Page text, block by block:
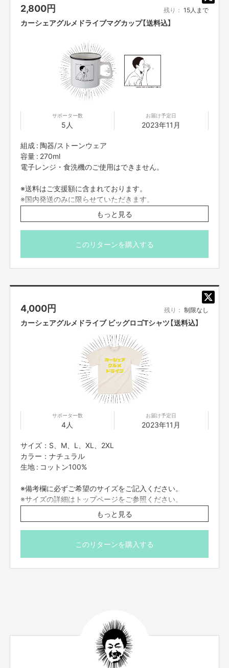
■プロジェクト実施前及び実施中に上記に反する事態が発生した場合、いつ
でもプロジェクトの実行を中止することができ、プランナーは一切の責任を
負担しません。
■リターンについて二次利用の目的や、有料イベント、PR目的での配信・
イベント・番組などでの使用は基本NGとします。
■参加する権利の転売や譲渡は禁止とさせていただきます。購入したご本人
のみが参加できます。
【所在地】
新宿区新宿５丁目18-21
【お問合せ先】
お問い合わせは下記のURLのメッセージからご連絡ください。
https://cf.fany.lol/users/message/view/110709
【返品送料】
不良品、発送商品間違いの場合、着払いにて対応いたします。
2,800円 残り： 15人まで
カーシェアグルメドライブマグカップ【送料込】
サポーター数
5人
お届け予定日
2023年11月
組成 : 陶器/ストーンウェア
容量 : 270ml
電子レンジ・食洗機のご使用はできません。
※送料はご支援額に含まれております。
※国内発送のみに限らせていただきます。
※画像はイメージになります。
もっと見る
このリターンを購入する
4,000円 残り： 制限なし
カーシェアグルメドライブ ビッグロゴTシャツ【送料込】
サポーター数
4人
お届け予定日
2023年11月
サイズ：S、M、L、XL、2XL
カラー：ナチュラル
生地 : コットン100%
※備考欄に必ずご希望のサイズをご記入ください。
※サイズの詳細はトップページをご参照ください。
※送料はご支援額に含まれております。
※国内発送のみに限らせていただきます。
※画像はイメージになります。
もっと見る
このリターンを購入する